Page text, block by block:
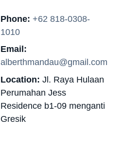
Phone: +62 818-0308-
1010
Email:
alberthmandau@gmail.com
Location: Jl. Raya Hulaan
Perumahan Jess
Residence b1-09 menganti
Gresik